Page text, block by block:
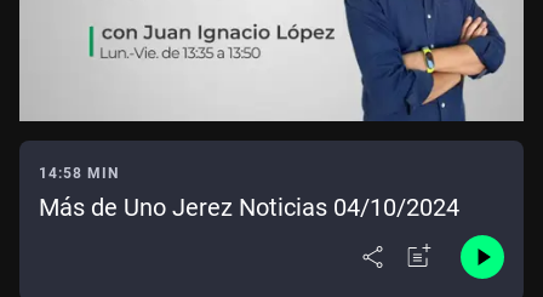
14:58 MIN
Más de Uno Jerez Noticias 04/10/2024